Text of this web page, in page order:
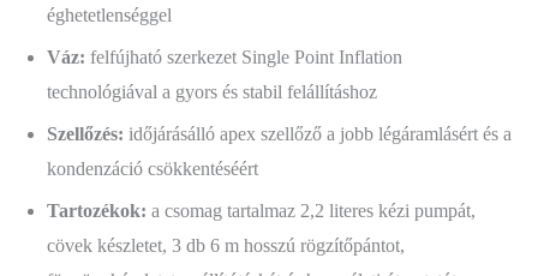
éghetetlenséggel
Váz: felfújható szerkezet Single Point Inflation
technológiával a gyors és stabil felállításhoz
Szellőzés: időjárásálló apex szellőző a jobb légáramlásért és a
kondenzáció csökkentéséért
Tartozékok: a csomag tartalmaz 2,2 literes kézi pumpát,
cövek készletet, 3 db 6 m hosszú rögzítőpántot,